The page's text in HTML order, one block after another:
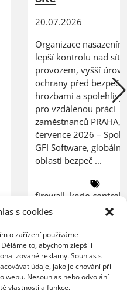
s cookies
o zařízení používáme
to, abychom zlepšili
reklamy. Souhlas s
údaje, jako je chování při
webu. Nesouhlas nebo odvolání
vlastnosti a funkce.
20.07.2026
Organizace
lepší kontrolu nad
provozem, vyšší
ochrany před
hrozbami a spolehlivý
pro vzdálenou práci
zaměstnanců PRAHA,
července 2026 –
GFI Software,
oblasti bezpeč ...
firewall kerio control
síťová bezpečnost